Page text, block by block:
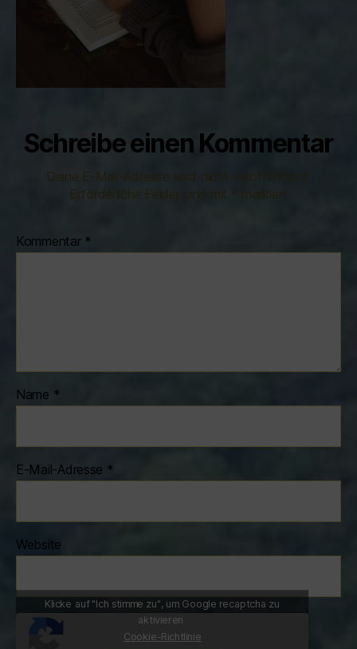
Schreibe einen Kommentar
Deine E-Mail-Adresse wird nicht veröffentlicht.
Erforderliche Felder sind mit * markiert
Kommentar *
Name *
E-Mail-Adresse *
Website
Klicke auf "Ich stimme zu", um Google recaptcha zu
aktivieren
Cookie-Richtlinie